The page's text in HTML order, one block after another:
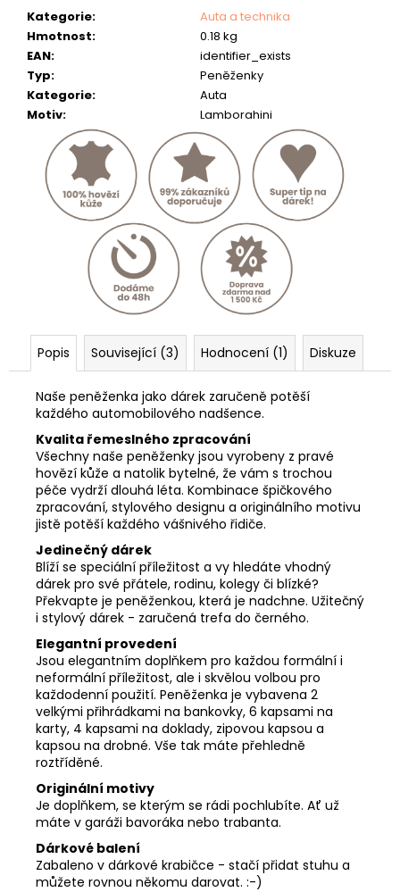
Kategorie:
Auta a technika
Hmotnost:
0.18 kg
EAN:
identifier_exists
Typ:
Peněženky
Kategorie:
Auta
Motiv: Lamborghini
Popis Související (3) Hodnocení (1) Diskuze
Naše peněženka jako dárek zaručeně potěší
každého automobilového nadšence.
Kvalita řemeslného zpracování
Všechny naše peněženky jsou vyrobeny z pravé
hovězí kůže a natolik bytelné, že vám s trochou
péče vydrží dlouhá léta. Kombinace špičkového
zpracování, stylového designu a originálního motivu
jistě potěší každého vášnivého řidiče.
Jedinečný dárek
Blíží se speciální příležitost a vy hledáte vhodný
dárek pro své přátele, rodinu, kolegy či blízké?
Překvapte je peněženkou, která je nadchne. Užitečný
i stylový dárek - zaručená trefa do černého.
Elegantní provedení
Jsou elegantním doplňkem pro každou formální i
neformální příležitost, ale i skvělou volbou pro
každodenní použití. Peněženka je vybavena 2
velkými přihrádkami na bankovky, 6 kapsami na
karty, 4 kapsami na doklady, zipovou kapsou a
kapsou na drobné. Vše tak máte přehledně
roztříděné.
Originální motivy
Je doplňkem, se kterým se rádi pochlubíte. Ať už
máte v garáži bavoráka nebo trabanta.
Dárkové balení
Zabaleno v dárkové krabičce - stačí přidat stuhu a
můžete rovnou někomu darovat. :-)